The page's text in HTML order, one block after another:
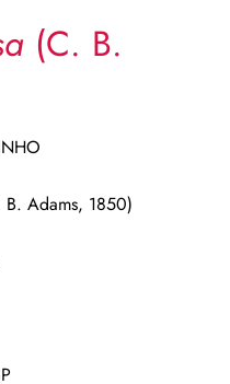
(C. B.
B. Adams, 1850)